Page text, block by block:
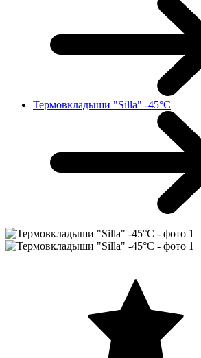
Термовкладыши "Silla" -45°C